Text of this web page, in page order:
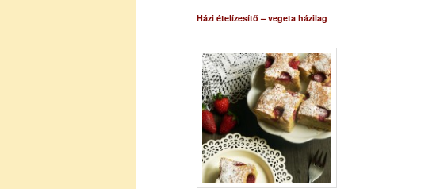
Házi ételízesítő – vegeta házilag